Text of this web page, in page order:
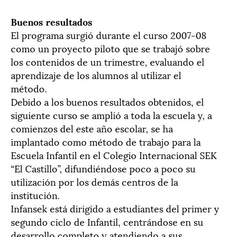
Buenos resultados
El programa surgió durante el curso 2007-08
como un proyecto piloto que se trabajó sobre
los contenidos de un trimestre, evaluando el
aprendizaje de los alumnos al utilizar el
método.
Debido a los buenos resultados obtenidos, el
siguiente curso se amplió a toda la escuela y, a
comienzos del este año escolar, se ha
implantado como método de trabajo para la
Escuela Infantil en el Colegio Internacional SEK
“El Castillo”, difundiéndose poco a poco su
utilización por los demás centros de la
institución.
Infansek está dirigido a estudiantes del primer y
segundo ciclo de Infantil, centrándose en su